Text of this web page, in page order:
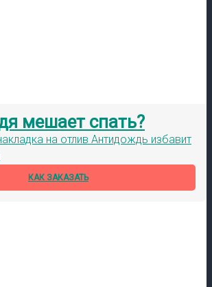
мешает спать?
на отлив Антидождь избавит
КАК ЗАКАЗАТЬ